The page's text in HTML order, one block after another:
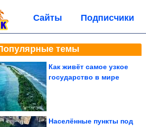
Сайты Подписчики
темы
Как живёт самое узкое
государство в мире
Населённые пункты под